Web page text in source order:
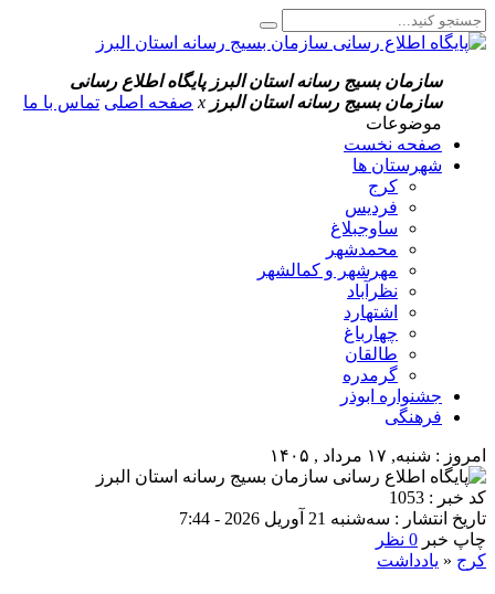
سازمان بسیج رسانه استان البرز پایگاه اطلاع رسانی
سازمان بسیج رسانه استان البرز x صفحه اصلی تماس با ما
موضوعات
صفحه نخست
شهرستان ها
کرج
فردیس
ساوجبلاغ
محمدشهر
مهرشهر و کمالشهر
نظرآباد
اشتهارد
چهارباغ
طالقان
گرمدره
جشنواره ابوذر
فرهنگی
امروز : شنبه, ۱۷ مرداد , ۱۴۰۵
کد خبر : 1053
تاریخ انتشار : سه‌شنبه 21 آوریل 2026 - 7:44
چاپ خبر 0 نظر
کرج « یادداشت